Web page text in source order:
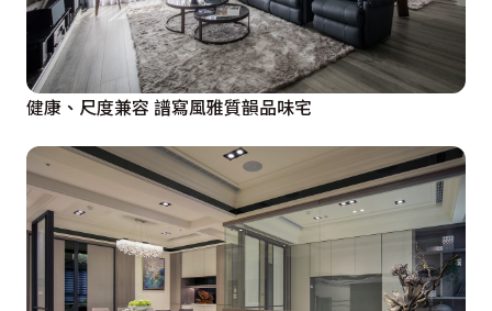
健康、尺度兼容 譜寫風雅質韻品味宅